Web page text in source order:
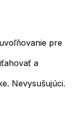
pre
a
Nevysušujúci.